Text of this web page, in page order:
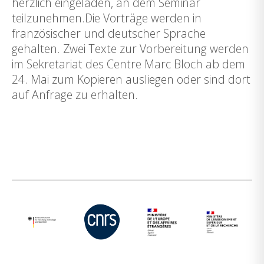
teilzunehmen.Die Vorträge werden in
französischer und deutscher Sprache
gehalten. Zwei Texte zur Vorbereitung werden
im Sekretariat des Centre Marc Bloch ab dem
24. Mai zum Kopieren ausliegen oder sind dort
auf Anfrage zu erhalten.